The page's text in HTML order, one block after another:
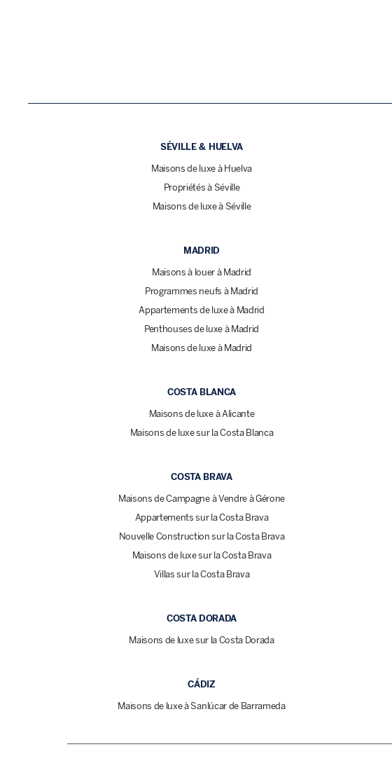
SÉVILLE & HUELVA
Maisons de luxe à Huelva
Propriétés à Séville
Maisons de luxe à Séville
MADRID
Maisons à louer à Madrid
Programmes neufs à Madrid
Appartements de luxe à Madrid
Penthouses de luxe à Madrid
Maisons de luxe à Madrid
COSTA BLANCA
Maisons de luxe à Alicante
Maisons de luxe sur la Costa Blanca
COSTA BRAVA
Maisons de Campagne à Vendre à Gérone
Appartements sur la Costa Brava
Nouvelle Construction sur la Costa Brava
Maisons de luxe sur la Costa Brava
Villas sur la Costa Brava
COSTA DORADA
Maisons de luxe sur la Costa Dorada
CÁDIZ
Maisons de luxe à Sanlúcar de Barrameda